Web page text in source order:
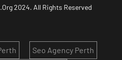
2024. All Rights Reserved
Seo Agency Perth